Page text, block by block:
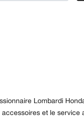
Lombardi
accessoires et le